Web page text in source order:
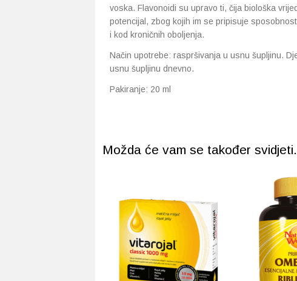
voska. Flavonoidi su upravo ti, čija biološka
potencijal, zbog kojih im se pripisuje
i kod kroničnih oboljenja.
Način upotrebe: raspršivanja u usnu šupljinu.
usnu šupljinu dnevno.
Pakiranje: 20 ml
Možda će vam se također